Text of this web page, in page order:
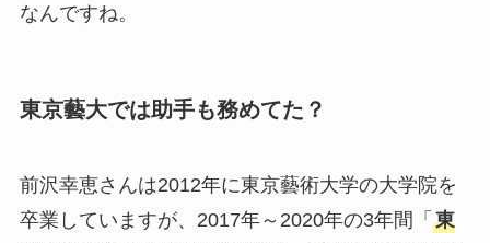
なんですね。
東京藝大では助手も務めてた？
前沢幸恵さんは2012年に東京藝術大学の大学院を
卒業していますが、2017年～2020年の3年間「 東